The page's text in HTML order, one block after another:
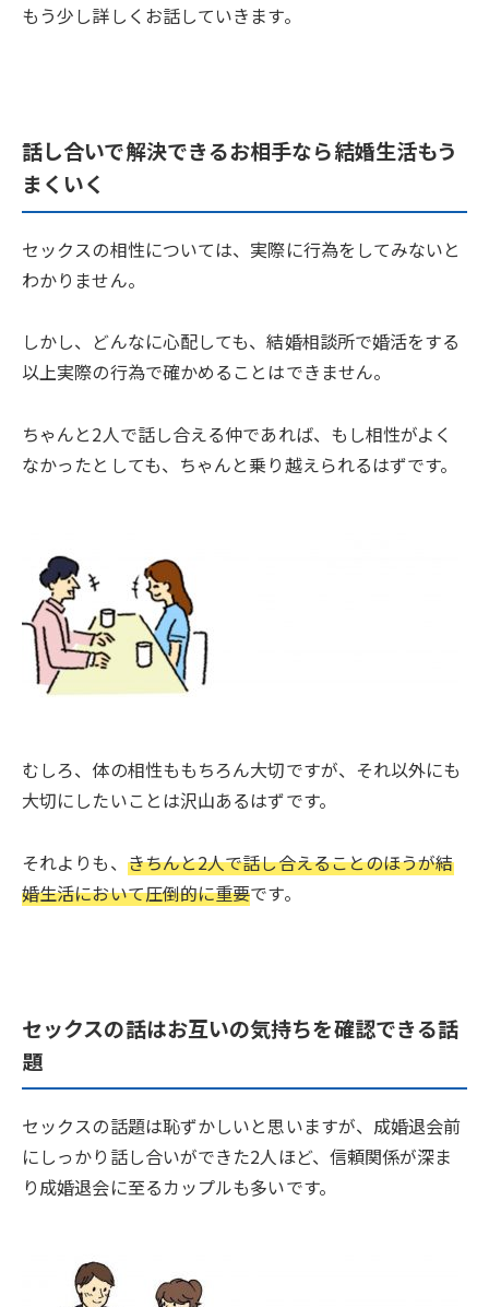
もう少し詳しくお話していきます。
話し合いで解決できるお相手なら結婚生活もう
まくいく
セックスの相性については、実際に行為をしてみないと
わかりません。
しかし、どんなに心配しても、結婚相談所で婚活をする
以上実際の行為で確かめることはできません。
ちゃんと2人で話し合える仲であれば、もし相性がよく
なかったとしても、ちゃんと乗り越えられるはずです。
むしろ、体の相性ももちろん大切ですが、それ以外にも
大切にしたいことは沢山あるはずです。
それよりも、 きちんと2人で話し合えることのほうが結
婚生活において圧倒的に重要です。
セックスの話はお互いの気持ちを確認できる話
題
セックスの話題は恥ずかしいと思いますが、成婚退会前
にしっかり話し合いができた2人ほど、信頼関係が深ま
り成婚退会に至るカップルも多いです。